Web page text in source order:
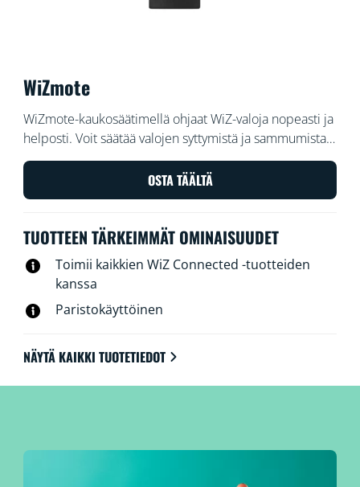
WiZmote
WiZmote-kaukosäätimellä ohjaat WiZ-valoja nopeasti ja
helposti. Voit säätää valojen syttymistä ja sammumista
sekä valon kirkkautta, voit vaihtaa yövaloon tai valita
jonkin neljästä suosikkivalaisutilastasi yhdellä
painikkeen painalluksella. Voit ohjata kaikkia huoneen
Connected -tuotteiden kanssa. Kaukosäätimen
Fi-verkkoa.
OSTA TÄÄLTÄ
TUOTTEEN TÄRKEIMMÄT OMINAISUUDET
Toimii kaikkien WiZ Connected -tuotteiden
kanssa
Paristokäyttöinen
NÄYTÄ KAIKKI TUOTETIEDOT